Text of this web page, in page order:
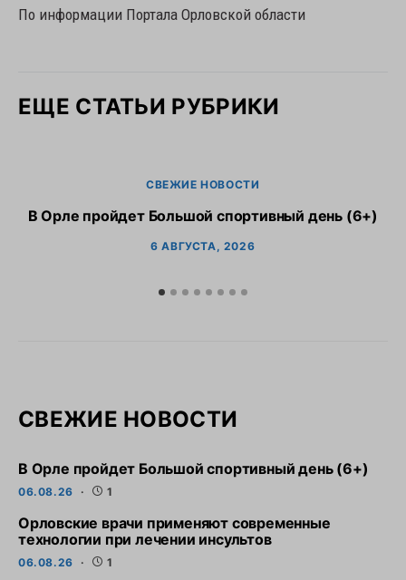
По информации Портала Орловской области
ЕЩЕ СТАТЬИ РУБРИКИ
СВЕЖИЕ НОВОСТИ
В Орле пройдет Большой спортивный день (6+)
6 АВГУСТА, 2026
СВЕЖИЕ НОВОСТИ
В Орле пройдет Большой спортивный день (6+)
06.08.26 1
Орловские врачи применяют современные
технологии при лечении инсультов
06.08.26 1